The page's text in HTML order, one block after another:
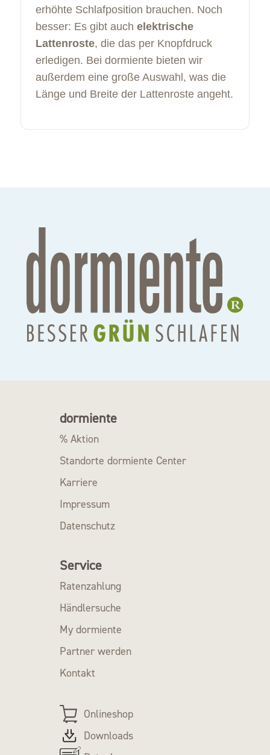
erhöhte Schlafposition brauchen. Noch
besser: Es gibt auch elektrische
Lattenroste, die das per Knopfdruck
erledigen. Bei dormiente bieten wir
außerdem eine große Auswahl, was die
Länge und Breite der Lattenroste angeht.
dormiente
% Aktion
Standorte dormiente Center
Karriere
Impressum
Datenschutz
Service
Ratenzahlung
Händlersuche
My dormiente
Partner werden
Kontakt
Onlineshop
Downloads